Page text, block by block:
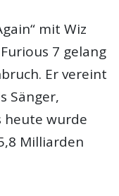
mit Wiz
7 gelang
Er vereint
Sänger,
heute wurde
Milliarden